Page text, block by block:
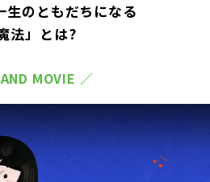
生のともだちになる
魔法」とは?
MOVIE ／